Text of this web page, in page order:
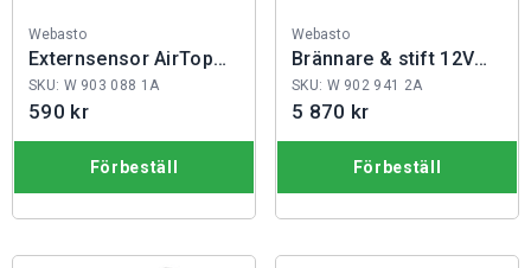
Fabrikat:
Webasto
Externsensor AirTop
2,5m
SKU: W 903 088 1A
590 kr
Förbeställ
Fabrikat:
Webasto
Brännare & stift 12V
AT 40/55
SKU: W 902 941 2A
5 870 kr
Förbeställ